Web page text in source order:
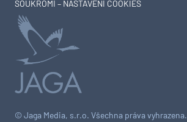
© Jaga Media, s.r.o. Všechna práva vyhrazena.
SOUKROMÍ – NASTAVENÍ COOKIES